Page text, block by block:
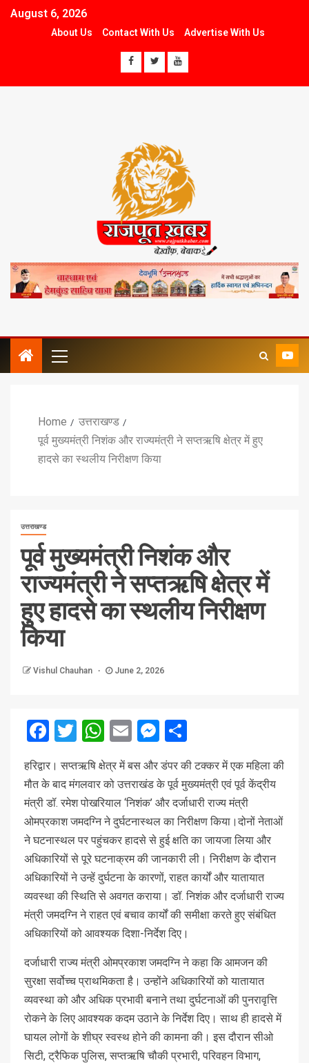
August 6, 2026
About Us Contact With Us Advertise With Us
Home
उत्तराखण्ड
पूर्व मुख्यमंत्री निशंक और राज्यमंत्री ने सप्तऋषि क्षेत्र में हुए
हादसे का स्थलीय निरीक्षण किया
उत्तराखण्ड
पूर्व मुख्यमंत्री निशंक और
राज्यमंत्री ने सप्तऋषि क्षेत्र में
हुए हादसे का स्थलीय निरीक्षण
किया
Vishul Chauhan June 2, 2026
Facebook
Twitter
WhatsApp
EmailMessenger
हरिद्वार। सप्तऋषि क्षेत्र में बस और डंपर की टक्कर में एक महिला की
मौत के बाद मंगलवार को उत्तराखंड के पूर्व मुख्यमंत्री एवं पूर्व केंद्रीय
मंत्री डॉ. रमेश पोखरियाल ‘निशंक’ और दर्जाधारी राज्य मंत्री
ओमप्रकाश जमदग्नि ने दुर्घटनास्थल का निरीक्षण किया।दोनों नेताओं
ने घटनास्थल पर पहुंचकर हादसे से हुई क्षति का जायजा लिया और
अधिकारियों से पूरे घटनाक्रम की जानकारी ली। निरीक्षण के दौरान
अधिकारियों ने उन्हें दुर्घटना के कारणों, राहत कार्यों और यातायात
व्यवस्था की स्थिति से अवगत कराया। डॉ. निशंक और दर्जाधारी राज्य
मंत्री जमदग्नि ने राहत एवं बचाव कार्यों की समीक्षा करते हुए संबंधित
अधिकारियों को आवश्यक दिशा-निर्देश दिए।
दर्जाधारी राज्य मंत्री ओमप्रकाश जमदग्नि ने कहा कि आमजन की
सुरक्षा सर्वोच्च प्राथमिकता है। उन्होंने अधिकारियों को यातायात
व्यवस्था को और अधिक प्रभावी बनाने तथा दुर्घटनाओं की पुनरावृत्ति
रोकने के लिए आवश्यक कदम उठाने के निर्देश दिए। साथ ही हादसे में
घायल लोगों के शीघ्र स्वस्थ होने की कामना की। इस दौरान सीओ
सिटी, ट्रैफिक पुलिस, सप्तऋषि चौकी प्रभारी, परिवहन विभाग,